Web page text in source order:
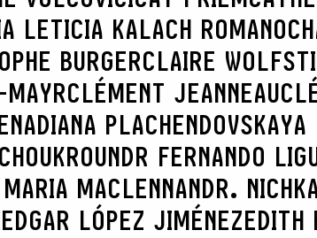
LETICIA KALACH ROMANO
BURGERCLAIRE
CLÉMENT JEANNEAU
DIANA PLACHENDOVSKAYA
DR FERNANDO
MACLENNANDR.
EDGAR LÓPEZ JIMÉNEZEDITH